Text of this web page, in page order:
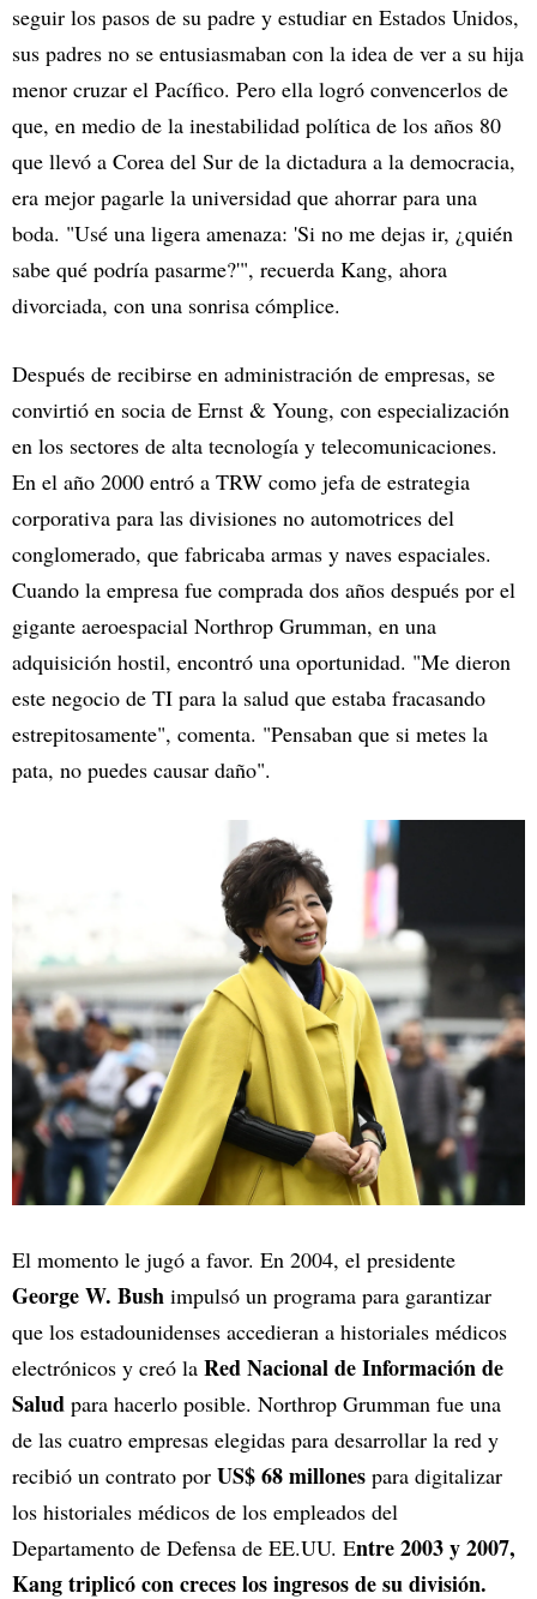
seguir los pasos de su padre y estudiar en Estados Unidos,
sus padres no se entusiasmaban con la idea de ver a su hija
menor cruzar el Pacífico. Pero ella logró convencerlos de
que, en medio de la inestabilidad política de los años 80
que llevó a Corea del Sur de la dictadura a la democracia,
era mejor pagarle la universidad que ahorrar para una
boda. "Usé una ligera amenaza: 'Si no me dejas ir, ¿quién
sabe qué podría pasarme?'", recuerda Kang, ahora
divorciada, con una sonrisa cómplice.
Después de recibirse en administración de empresas, se
convirtió en socia de Ernst & Young, con especialización
en los sectores de alta tecnología y telecomunicaciones.
En el año 2000 entró a TRW como jefa de estrategia
corporativa para las divisiones no automotrices del
conglomerado, que fabricaba armas y naves espaciales.
Cuando la empresa fue comprada dos años después por el
gigante aeroespacial Northrop Grumman, en una
adquisición hostil, encontró una oportunidad. "Me dieron
este negocio de TI para la salud que estaba fracasando
estrepitosamente", comenta. "Pensaban que si metes la
pata, no puedes causar daño".
El momento le jugó a favor. En 2004, el presidente
George W. Bush impulsó un programa para garantizar
que los estadounidenses accedieran a historiales médicos
electrónicos y creó la Red Nacional de Información de
Salud para hacerlo posible. Northrop Grumman fue una
de las cuatro empresas elegidas para desarrollar la red y
recibió un contrato por US$ 68 millones para digitalizar
los historiales médicos de los empleados del
Departamento de Defensa de EE.UU. Entre 2003 y 2007,
Kang triplicó con creces los ingresos de su división.